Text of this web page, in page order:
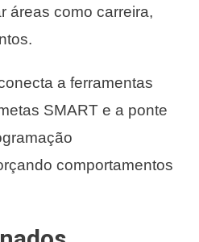
áreas como carreira,
a ferramentas
SMART e a ponte
comportamentos